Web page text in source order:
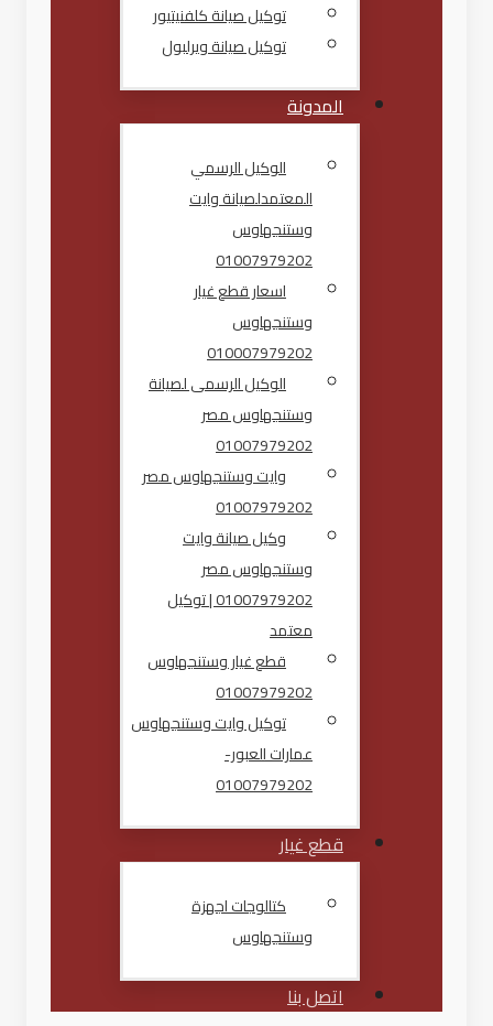
توكيل صيانة كلفنيتيور
توكيل صيانة ويرلبول
المدونة
الوكيل الرسمي
المعتمدلصيانة وايت
وستنجهاوس
01007979202
اسعار قطع غيار
وستنجهاوس
010007979202
الوكيل الرسمى لصيانة
وستنجهاوس مصر
01007979202
وايت وستنجهاوس مصر
01007979202
وكيل صيانة وايت
وستنجهاوس مصر
01007979202 | توكيل
معتمد
قطع غيار وستنجهاوس
01007979202
توكيل وايت وستنجهاوس
عمارات العبور-
01007979202
قطع غيار
كتالوجات اجهزة
وستنجهاوس
اتصل بنا